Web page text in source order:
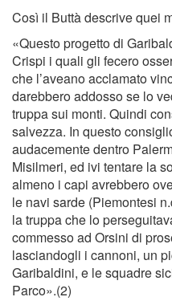
Così il Buttà descrive quei
«Questo progetto di
Crispi i quali gli fecero
che l’aveano acclamato
darebbero addosso se lo
truppa sui monti. Quindi
salvezza. In questo
audacemente dentro
Misilmeri, ed ivi tentare la
almeno i capi avrebbero
le navi sarde (Piemontesi
la truppa che lo
commesso ad Orsini di
lasciandogli i cannoni, un
Garibaldini, e le squadre
Parco».(2)